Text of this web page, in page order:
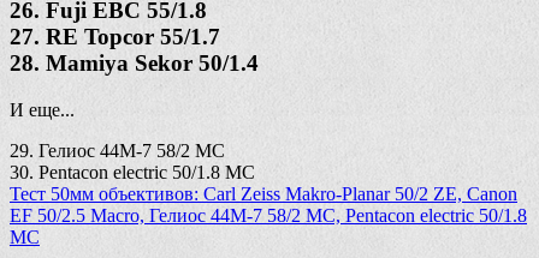
26. Fuji EBC 55/1.8
27. RE Topcor 55/1.7
28. Mamiya Sekor 50/1.4
И еще...
29. Гелиос 44М-7 58/2 МС
30. Pentacon electric 50/1.8 MC
Тест 50мм объективов: Carl Zeiss Makro-Planar 50/2 ZE, Canon
EF 50/2.5 Macro, Гелиос 44М-7 58/2 МС, Pentacon electric 50/1.8
MC